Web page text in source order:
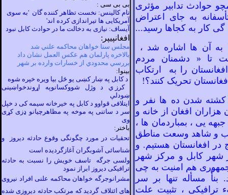
حوادث تدابير مؤثری
به جای اعتراض
گی کار به کجاها رسيد...
به آن ها اشاره شد ،
تا «
دشمنان
مردم
را به ارتکاب
تحريک کنند؟!
کشته شدن ده ها نفر و
افغان از خانه و
يی ، بمباردمان ها ،
و شاهد وسعت مناطق
در افغانستان هستيم. و
شهر کابل و مرکز شهر
هم امنيت به چی
بنأً مسأله تنها بر سر
ترافيکی ، تثبيت علت
بی بی سی :
تام کالينس: نخست تظاهر کننده گان 'به سوی
آمريکايی ها تيراندازی کرده اند'
آيساف: نيازی به دخالت ما در حوادث کابل نبود
افغانپيپر:
مجلس سنا خواهان محاكمه علني شد
بالاخره پارلمان هم عكس العمل نشان داد
بررسي محدودي از خسارات وارده بر شهر
بينوا:
د کابل په ښار کښی يو ځل بيا ويره خپره شوه
کرز ي د وژل شووکسانوپه اړوندخواښينى
ښودلې
ايتلافی قواوو د کابل په خيرخانه سيمه کی د خپل
سر د ساتنی په موخه په مظاهرچيانو ډزی کړی
وی
باختر:
تحقیات در مورد چگونگی وقوع حادثه دیروز و
شناسائی آشوبگران آغازگردیده است
ولسی جرگه تاسف خویش را نسبت به حادثه
ترافیکی دیروز ابراز نمود
مشرانوجرگه خواهان محاکمه علنی افراد نیروی
های ائتلاف گردید که مرتکب حادثه دیروزی شده